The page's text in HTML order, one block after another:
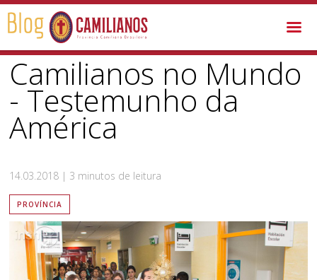
Província / Camilianos no Mundo - Testemunho da América
Camilianos no Mundo
- Testemunho da
América
14.03.2018 | 3 minutos de leitura
PROVÍNCIA